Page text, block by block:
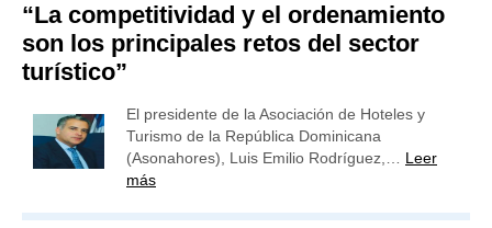
“La competitividad y el ordenamiento
son los principales retos del sector
turístico”
El presidente de la Asociación de Hoteles y
Turismo de la República Dominicana
(Asonahores), Luis Emilio Rodríguez,… Leer
más